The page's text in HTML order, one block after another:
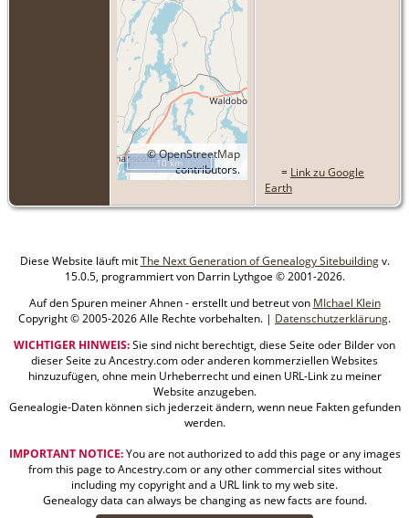
©OpenStreetMap
contributors.
10 km
= Link zu Google
Earth
Diese Website läuft mitThe Next Generation of Genealogy Sitebuildingv.
15.0.5, programmiert von Darrin Lythgoe © 2001-2026.
Auf den Spuren meiner Ahnen - erstellt und betreut von MIchael Klein
Copyright © 2005-2026 Alle Rechte vorbehalten. | Datenschutzerklärung.
WICHTIGER HINWEIS:Sie sind nicht berechtigt, diese Seite oder Bilder von
dieser Seite zu Ancestry.com oder anderen kommerziellen Websites
hinzuzufügen, ohne mein Urheberrecht und einen URL-Link zu meiner
Website anzugeben.
Genealogie-Daten können sich jederzeit ändern, wenn neue Fakten gefunden
werden.
IMPORTANT NOTICE:You are not authorized to add this page or any images
from this page to Ancestry.com or any other commercial sites without
including my copyright and a URL link to my web site.
Genealogy data can always be changing as new facts are found.